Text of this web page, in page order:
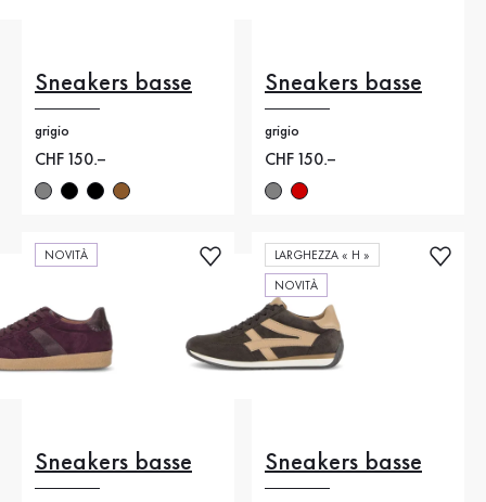
Sneakers basse
grigio
Nuovo prezzo
CHF 150.–
Sneakers basse
grigio
Nuovo prezzo
CHF 150.–
NOVITÀ
Sneakers basse
LARGHEZZA « H »
NOVITÀ
Sneakers basse